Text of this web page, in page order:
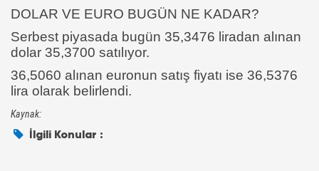
DOLAR VE EURO BUGÜN NE KADAR?
Serbest piyasada bugün 35,3476 liradan alınan
dolar 35,3700 satılıyor.
36,5060 alınan euronun satış fiyatı ise 36,5376
lira olarak belirlendi.
Kaynak:
İlgili Konular :